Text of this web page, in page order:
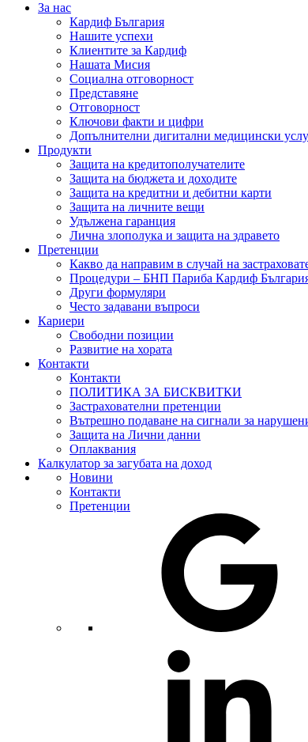
За нас
Кардиф България
Нашите успехи
Клиентите за Кардиф
Нашата Мисия
Социална отговорност
Представяне
Отговорност
Ключови факти и цифри
Допълнителни дигитални медицински
Продукти
Защита на кредитополучателите
Защита на бюджета и доходите
Защита на кредитни и дебитни карти
Защита на личните вещи
Удължена гаранция
Лична злополука и защита на здравето
Претенции
Какво да направим в случай на
Процедури – БНП Париба Кардиф
Други формуляри
Често задавани въпроси
Кариери
Свободни позиции
Развитие на хората
Контакти
Контакти
ПОЛИТИКА ЗА БИСКВИТКИ
Застрахователни претенции
Вътрешно подаване на сигнали за
Защита на Лични данни
Оплаквания
Калкулатор за загубата на доход
Новини
Контакти
Претенции